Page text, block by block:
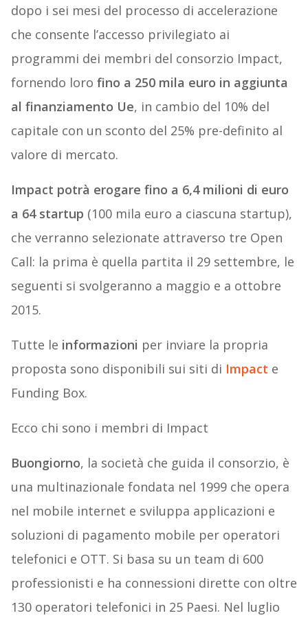
dopo i sei mesi del processo di accelerazione
che consente l’accesso privilegiato ai
programmi dei membri del consorzio Impact,
fornendo loro fino a 250 mila euro in aggiunta
al finanziamento Ue, in cambio del 10% del
capitale con un sconto del 25% pre-definito al
valore di mercato.
Impact potrà erogare fino a 6,4 milioni di euro
a 64 startup (100 mila euro a ciascuna startup),
che verranno selezionate attraverso tre Open
Call: la prima è quella partita il 29 settembre, le
seguenti si svolgeranno a maggio e a ottobre
2015.
Tutte le informazioni per inviare la propria
proposta sono disponibili sui siti di Impact e
Funding Box.
Ecco chi sono i membri di Impact
Buongiorno, la società che guida il consorzio, è
una multinazionale fondata nel 1999 che opera
nel mobile internet e sviluppa applicazioni e
soluzioni di pagamento mobile per operatori
telefonici e OTT. Si basa su un team di 600
professionisti e ha connessioni dirette con oltre
130 operatori telefonici in 25 Paesi. Nel luglio